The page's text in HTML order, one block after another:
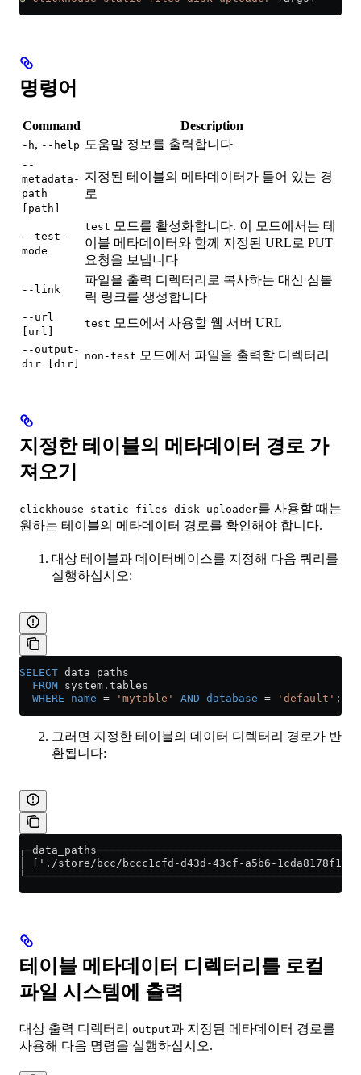
명령어
Command Description
-h, --help 도움말 정보를 출력합니다
--
metadata-
path
[path]
지정된 테이블의 메타데이터가 들어 있는 경
로
--test-
mode
test 모드를 활성화합니다. 이 모드에서는 테
이블 메타데이터와 함께 지정된 URL로 PUT
요청을 보냅니다
--link
파일을 출력 디렉터리로 복사하는 대신 심볼
릭 링크를 생성합니다
--url
[url]
test 모드에서 사용할 웹 서버 URL
--output-
dir [dir]
non-test 모드에서 파일을 출력할 디렉터리
지정한 테이블의 메타데이터 경로 가
져오기
clickhouse-static-files-disk-uploader를 사용할 때는
원하는 테이블의 메타데이터 경로를 확인해야 합니다.
대상 테이블과 데이터베이스를 지정해 다음 쿼리를
실행하십시오:
SELECT data_paths
  FROM
system . tables
  WHERE
name = 'mytable' AND database = 'default' ;
그러면 지정한 테이블의 데이터 디렉터리 경로가 반
환됩니다:
│ ['./store/bcc/bccc1cfd-d43d-43cf-a5b6-
테이블 메타데이터 디렉터리를 로컬
파일 시스템에 출력
대상 출력 디렉터리 output과 지정된 메타데이터 경로를
사용해 다음 명령을 실행하십시오.